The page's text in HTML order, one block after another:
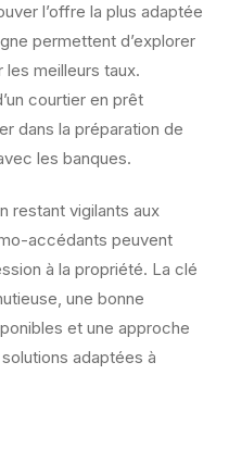
l’offre la plus adaptée
permettent d’explorer
meilleurs taux.
courtier en prêt
dans la préparation de
les banques.
restant vigilants aux
accédants peuvent
à la propriété. La clé
une bonne
et une approche
adaptées à